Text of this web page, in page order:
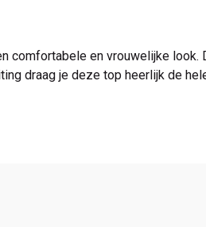
comfortabele en vrouwelijke look.
draag je deze top heerlijk de